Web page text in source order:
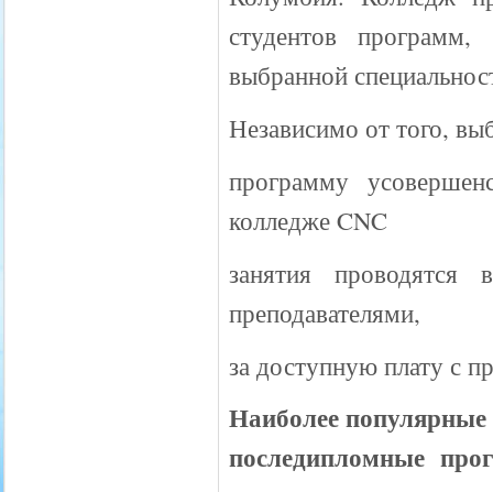
студентов
выбранной
Независимо от того,
программу
колледже CNC
занятия проводятся
преподавателями,
за доступную плату с
Наиболее
последипломные